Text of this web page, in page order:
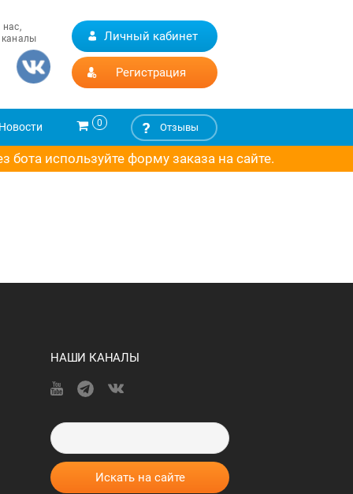
нас,
Личный кабинет
Регистрация
0 Отзывы
используйте форму заказа на сайте.
НАШИ КАНАЛЫ